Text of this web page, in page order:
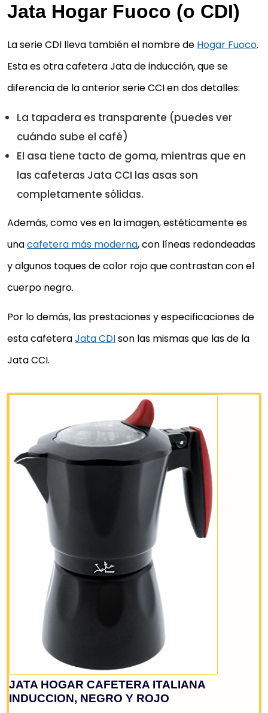
JATA HOGAR CCI6 CAFETERA ITALIANA
INDUCCION, NEGRO
Interior cerámico
Cuerpo de aluminio
26,28 €
Comprar YA
Jata Hogar Fuoco (o CDI)
La serie CDI lleva también el nombre de Hogar Fuoco.
Esta es otra cafetera Jata de inducción, que se
diferencia de la anterior serie CCI en dos detalles:
La tapadera es transparente (puedes ver
cuándo sube el café)
El asa tiene tacto de goma, mientras que en
las cafeteras Jata CCI las asas son
completamente sólidas.
Además, como ves en la imagen, estéticamente es
unacafetera más moderna, con líneas redondeadas
y algunos toques de color rojo que contrastan con el
cuerpo negro.
Por lo demás, las prestaciones y especificaciones de
esta cafeteraJata CDIson las mismas que las de la
Jata CCI.